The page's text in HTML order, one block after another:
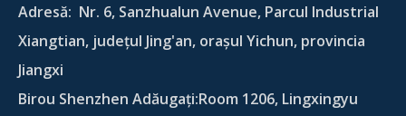
Adresă: Nr. 6, Sanzhualun Avenue, Parcul Industrial
Xiangtian, județul Jing'an, orașul Yichun, provincia
Jiangxi
Birou Shenzhen Adăugați:Room 1206, Lingxingyu